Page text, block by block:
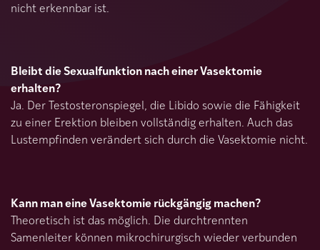
nicht erkennbar ist.
Bleibt die Sexualfunktion nach einer Vasektomie
erhalten?
Ja. Der Testosteronspiegel, die Libido sowie die Fähigkeit
zu einer Erektion bleiben vollständig erhalten. Auch das
Lustempfinden verändert sich durch die Vasektomie nicht.
Kann man eine Vasektomie rückgängig machen?
Theoretisch ist das möglich. Die durchtrennten
Samenleiter können mikrochirurgisch wieder verbunden